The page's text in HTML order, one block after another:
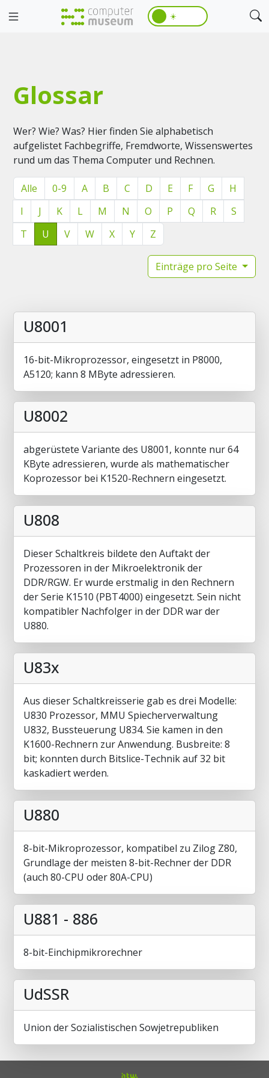
☀️
Glossar
Wer? Wie? Was? Hier finden Sie alphabetisch
aufgelistet Fachbegriffe, Fremdworte, Wissenswertes
rund um das Thema Computer und Rechnen.
Alle 0-9 A B C D E F G
H
I
J K L M N O P Q R
S
T
U V W X Y Z
Einträge pro Seite
U8001
16-bit-Mikroprozessor, eingesetzt in P8000,
A5120; kann 8 MByte adressieren.
U8002
abgerüstete Variante des U8001, konnte nur 64
KByte adressieren, wurde als mathematischer
Koprozessor bei K1520-Rechnern eingesetzt.
U808
Dieser Schaltkreis bildete den Auftakt der
Prozessoren in der Mikroelektronik der
DDR/RGW. Er wurde erstmalig in den Rechnern
der Serie K1510 (PBT4000) eingesetzt. Sein nicht
kompatibler Nachfolger in der DDR war der
U880.
U83x
Aus dieser Schaltkreisserie gab es drei Modelle:
U830 Prozessor, MMU Spiecherverwaltung
U832, Bussteuerung U834. Sie kamen in den
K1600-Rechnern zur Anwendung. Busbreite: 8
bit; konnten durch Bitslice-Technik auf 32 bit
kaskadiert werden.
U880
8-bit-Mikroprozessor, kompatibel zu Zilog Z80,
Grundlage der meisten 8-bit-Rechner der DDR
(auch 80-CPU oder 80A-CPU)
U881 - 886
8-bit-Einchipmikrorechner
UdSSR
Union der Sozialistischen Sowjetrepubliken